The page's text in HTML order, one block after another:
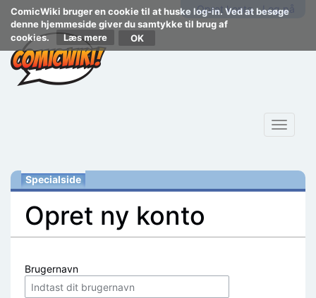
ComicWiki bruger en cookie til at huske log-in. Ved at besøge
denne hjemmeside giver du samtykke til brug af
cookies.
Læs mere
Opret konto Log på
Toggle
Specialside
Opret ny konto
Brugernavn